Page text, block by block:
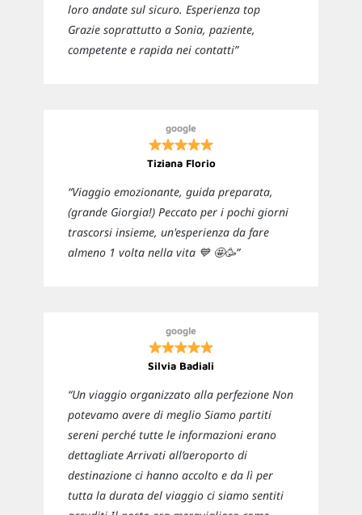
loro andate sul sicuro. Esperienza top
Grazie soprattutto a Sonia, paziente,
competente e rapida nei contatti”
google
Tiziana Florio
“Viaggio emozionante, guida preparata,
(grande Giorgia!) Peccato per i pochi giorni
trascorsi insieme, un'esperienza da fare
almeno 1 volta nella vita 💙 🤩🥳”
google
Silvia Badiali
“Un viaggio organizzato alla perfezione Non
potevamo avere di meglio Siamo partiti
sereni perché tutte le informazioni erano
dettagliate Arrivati all’aeroporto di
destinazione ci hanno accolto e da lì per
tutta la durata del viaggio ci siamo sentiti